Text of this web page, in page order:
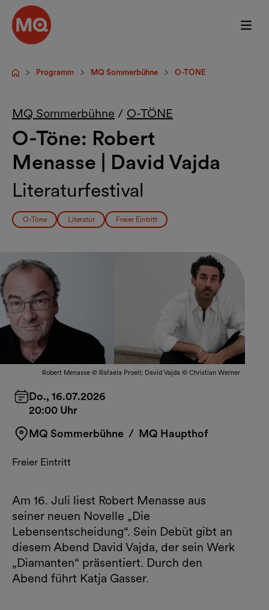
Zum Hauptinhalt springen
StartseiteProgramm MQ Sommerbühne O-TÖNE
MQ Sommerbühne / O-TÖNE
O-Töne: Robert
Menasse | David Vajda
Literaturfestival
O-Töne Literatur Freier Eintritt
Robert Menasse © Rafaela Proell; David Vajda © Christian Werner
Do., 16.07.2026
20:00 Uhr
MQ Sommerbühne / MQ Haupthof
Freier Eintritt
Am 16. Juli liest Robert Menasse aus
seiner neuen Novelle „Die
Lebensentscheidung“. Sein Debüt gibt an
diesem Abend David Vajda, der sein Werk
„Diamanten“ präsentiert. Durch den
Abend führt Katja Gasser.